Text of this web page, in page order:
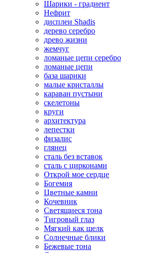
Шарики - градиент
Нефрит
дисплеи Shadis
дерево серебро
древо жизни
жемчуг
ломаные цепи серебро
ломаные цепи
база шарики
малые кристаллы
караван пустыни
скелетоны
круги
архитектура
лепестки
физалис
глянец
сталь без вставок
сталь с цирконами
Открой мое сердце
Богемия
Цветные камни
Кочевник
Светящиеся тона
Тигровый глаз
Мягкий как шелк
Солнечные блики
Бежевые тона